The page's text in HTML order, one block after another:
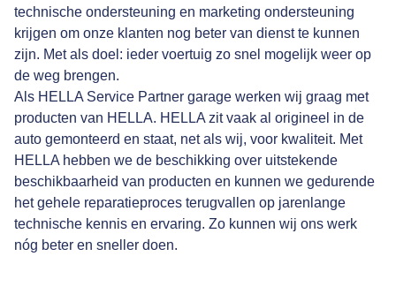
technische ondersteuning en marketing ondersteuning
krijgen om onze klanten nog beter van dienst te kunnen
zijn. Met als doel: ieder voertuig zo snel mogelijk weer op
de weg brengen.
Als HELLA Service Partner garage werken wij graag met
producten van HELLA. HELLA zit vaak al origineel in de
auto gemonteerd en staat, net als wij, voor kwaliteit. Met
HELLA hebben we de beschikking over uitstekende
beschikbaarheid van producten en kunnen we gedurende
het gehele reparatieproces terugvallen op jarenlange
technische kennis en ervaring. Zo kunnen wij ons werk
nóg beter en sneller doen.